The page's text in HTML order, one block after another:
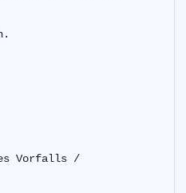
Vorfalls /